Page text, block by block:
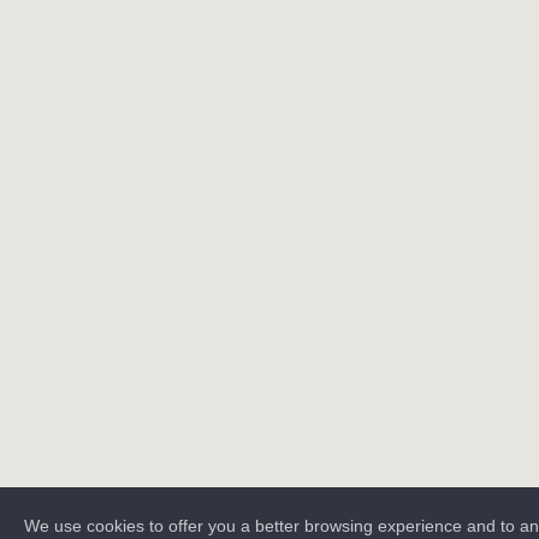
We use cookies to offer you a better browsing experience and to